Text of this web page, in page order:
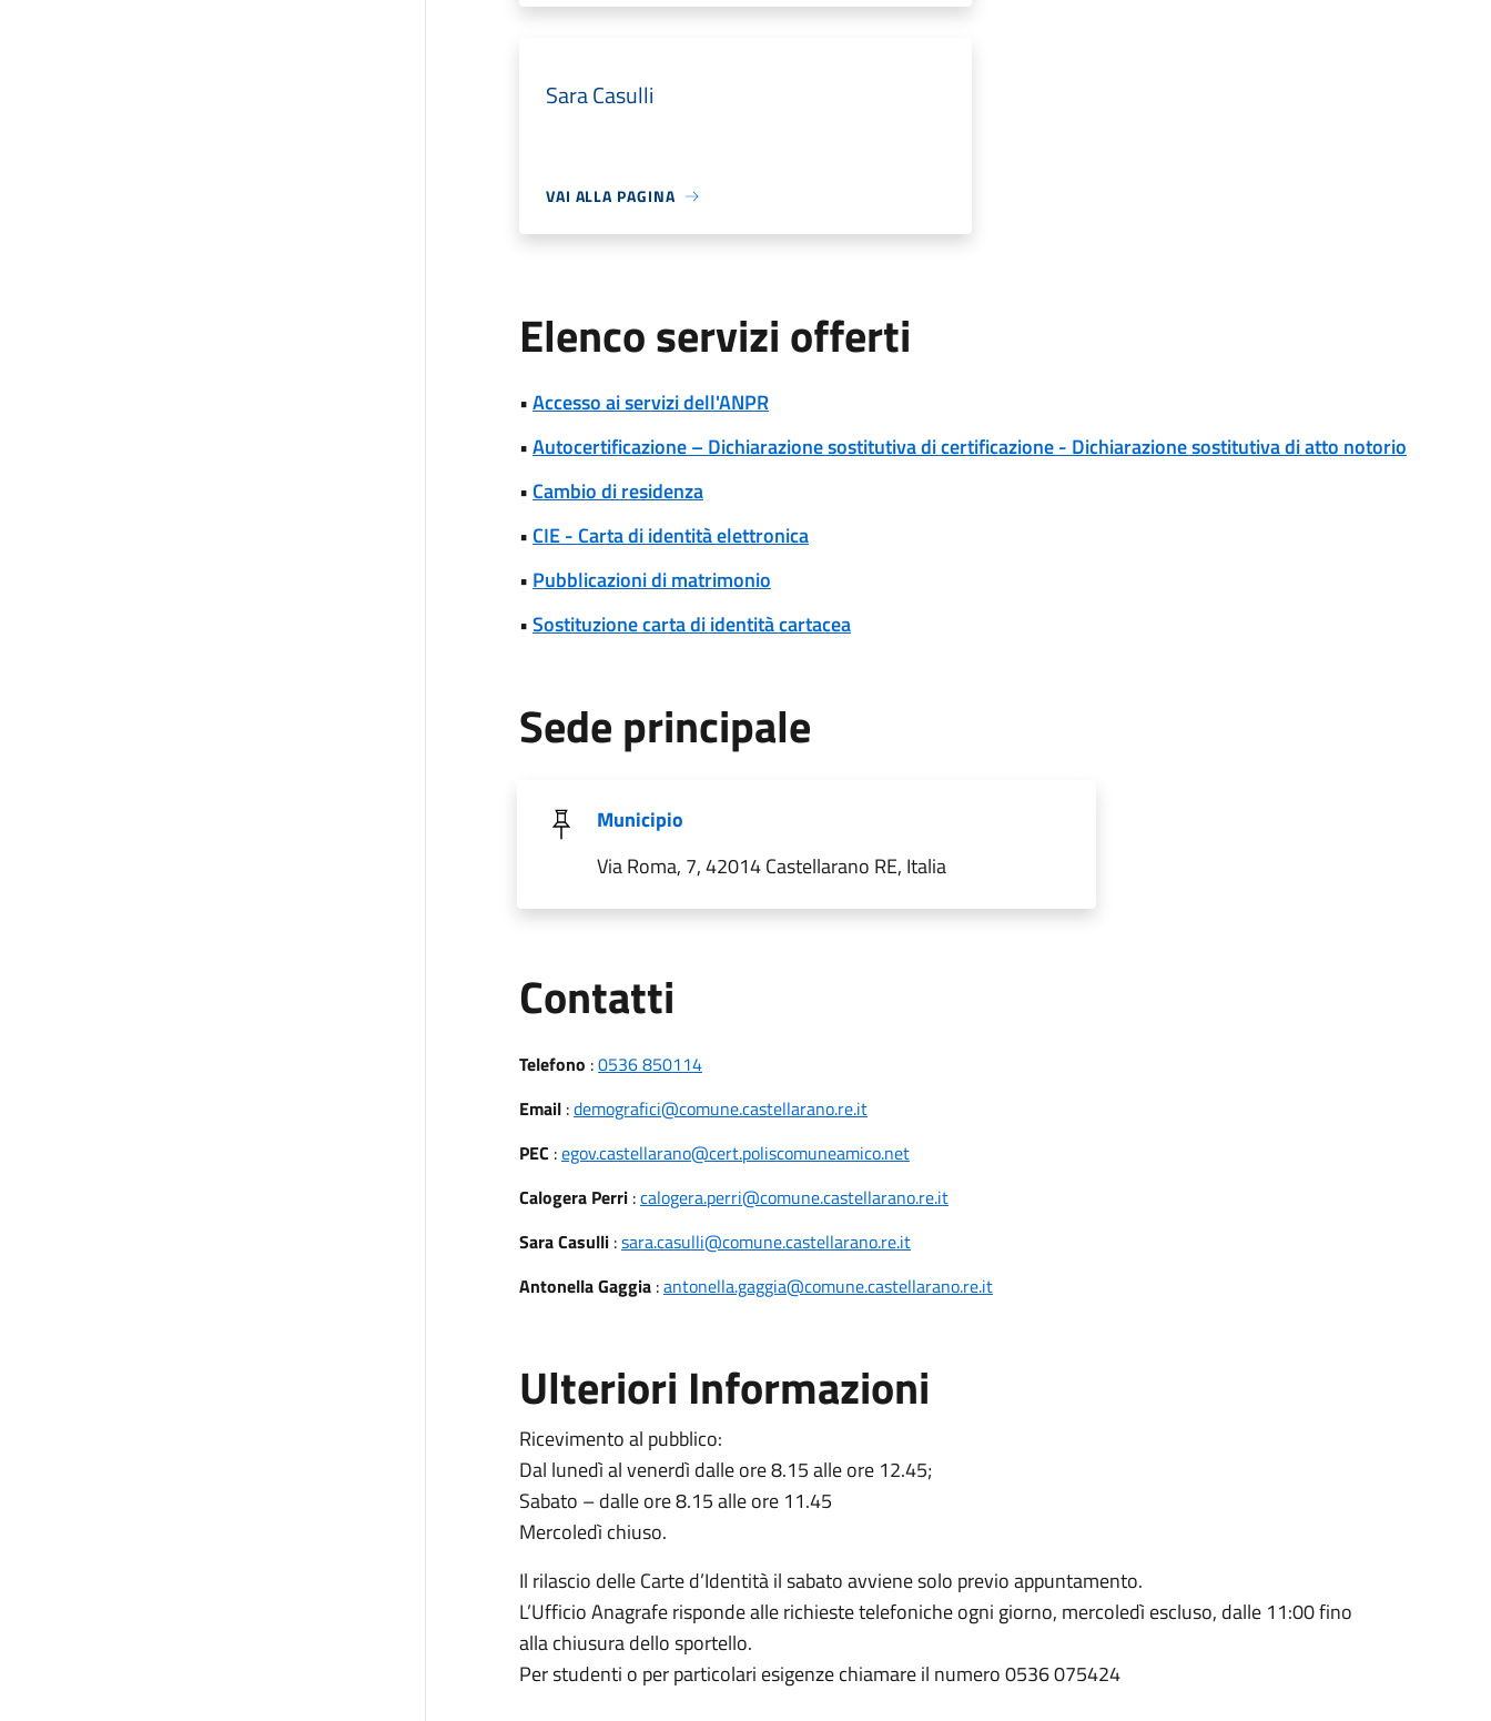
Sara Casulli
VAI ALLA PAGINA
Elenco servizi offerti
•Accesso ai servizi dell'ANPR
•Autocertificazione – Dichiarazione sostitutiva di certificazione - Dichiarazione sostitutiva di atto notorio
• Cambio di residenza
• CIE - Carta di identità elettronica
• Pubblicazioni di matrimonio
•Sostituzione carta di identità cartacea
Sede principale
Municipio
Via Roma, 7, 42014 Castellarano RE, Italia
Contatti
Telefono :0536 850114
Email:demografici@comune.castellarano.re.it
PEC :egov.castellarano@cert.poliscomuneamico.net
Calogera Perri:calogera.perri@comune.castellarano.re.it
Sara Casulli:sara.casulli@comune.castellarano.re.it
Antonella Gaggia:antonella.gaggia@comune.castellarano.re.it
Ulteriori Informazioni
Ricevimento al pubblico:
Dal lunedì al venerdì dalle ore 8.15 alle ore 12.45;
Sabato – dalle ore 8.15 alle ore 11.45
Mercoledì chiuso.
Il rilascio delle Carte d’Identità il sabato avviene solo previo appuntamento.
L’Ufficio Anagrafe risponde alle richieste telefoniche ogni giorno, mercoledì escluso, dalle 11:00 fino
alla chiusura dello sportello.
Per studenti o per particolari esigenze chiamare il numero 0536 075424